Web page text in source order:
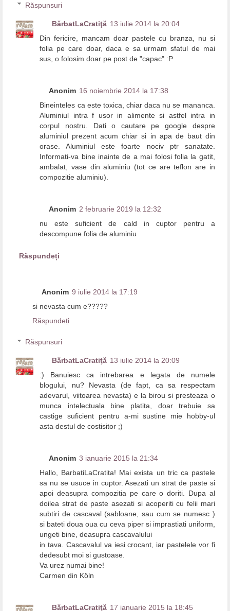
Răspunsuri
BărbatLaCratiţă 13 iulie 2014 la 20:04
Din fericire, mancam doar pastele cu branza, nu si
folia pe care doar, daca e sa urmam sfatul de mai
sus, o folosim doar pe post de "capac" :P
Anonim 16 noiembrie 2014 la 17:38
Bineinteles ca este toxica, chiar daca nu se mananca.
Aluminiul intra f usor in alimente si astfel intra in
corpul nostru. Dati o cautare pe google despre
aluminiul prezent acum chiar si in apa de baut din
orase. Aluminiul este foarte nociv ptr sanatate.
Informati-va bine inainte de a mai folosi folia la gatit,
ambalat, vase din aluminiu (tot ce are teflon are in
compozitie aluminiu).
Anonim 2 februarie 2019 la 12:32
nu este suficient de cald in cuptor pentru a
descompune folia de aluminiu
Răspundeți
Anonim 9 iulie 2014 la 17:19
si nevasta cum e?????
Răspundeți
Răspunsuri
BărbatLaCratiţă 13 iulie 2014 la 20:09
:) Banuiesc ca intrebarea e legata de numele
blogului, nu? Nevasta (de fapt, ca sa respectam
adevarul, viitoarea nevasta) e la birou si presteaza o
munca intelectuala bine platita, doar trebuie sa
castige suficient pentru a-mi sustine mie hobby-ul
asta destul de costisitor ;)
Anonim 3 ianuarie 2015 la 21:34
Hallo, BarbatiLaCratita! Mai exista un tric ca pastele
sa nu se usuce in cuptor. Asezati un strat de paste si
apoi deasupra compozitia pe care o doriti. Dupa al
doilea strat de paste asezati si acoperiti cu felii mari
subtiri de cascaval (sabloane, sau cum se numesc )
si bateti doua oua cu ceva piper si imprastiati uniform,
ungeti bine, deasupra cascavalului
in tava. Cascavalul va iesi crocant, iar pastelele vor fi
dedesubt moi si gustoase.
Va urez numai bine!
Carmen din Köln
BărbatLaCratiţă 17 ianuarie 2015 la 18:45